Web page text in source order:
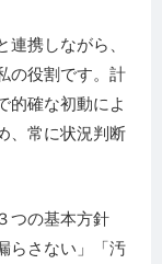
携しながら、
の役割です。計
的確な初動によ
、常に状況判断
つの基本方針
らさない」「汚